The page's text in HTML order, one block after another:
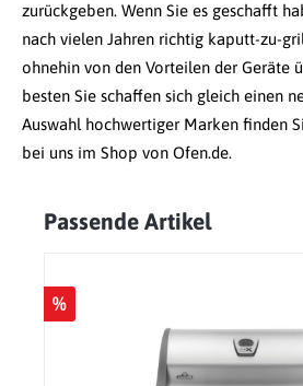
zurückgeben. Wenn Sie es geschafft
nach vielen Jahren richtig kaputt-zu-
ohnehin von den Vorteilen der Geräte
besten Sie schaffen sich gleich einen
Auswahl hochwertiger Marken finden
bei uns im Shop von Ofen.de.
Produktgalerie überspringen
Passende Artikel
%